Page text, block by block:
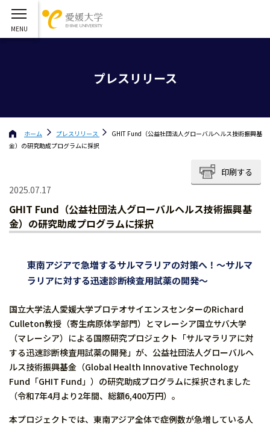
プレスリリース
ホーム プレスリリース
GHIT Fund（公益社団法人グローバルヘルス技術振興基
金）の研究助成プログラムに採択
印刷する
2025.07.17
GHIT Fund（公益社団法人グローバルヘルス技術振興基
金）の研究助成プログラムに採択
東南アジアで急増するサルマラリアの対策へ！〜サルマ
ラリアに対する迅速診断検査用試薬の開発〜
国立大学法人愛媛大学プロテオサイエンスセンターのRichard
Culleton教授（寄生病原体学部門）とマレーシア国立サバ大学
（マレーシア）による国際研究プロジェクト「サルマラリアに対
する迅速診断検査用試薬の開発」が、公益社団法人グローバルヘ
ルス技術振興基金（Global Health Innovative Technology
Fund「GHIT Fund」）の研究助成プログラムに採択されました
（令和7年4月より2年間、総額6,400万円）。
本プロジェクトでは、東南アジア全体で症例数が急増している人